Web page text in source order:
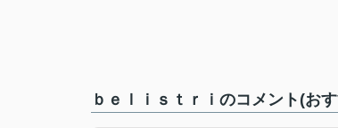
ｂｅｌｉｓｔｒｉのコメント(お